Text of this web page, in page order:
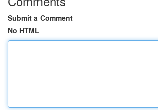
Submit a Comment
No HTML